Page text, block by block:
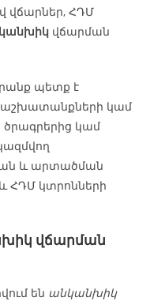
վճարներ, ՀԴՄ
վճարման
պետք է
կամ
ծրագրերից կամ
և արտածման
ՀԴՄ կտրոնների
վճարման
են անկանխիկ